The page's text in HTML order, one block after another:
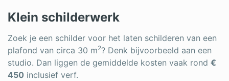
Klein schilderwerk
Zoek je een schilder voor het laten schilderen van een
plafond van circa 30 m2? Denk bijvoorbeeld aan een
studio. Dan liggen de gemiddelde kosten vaak rond €
450 inclusief verf.